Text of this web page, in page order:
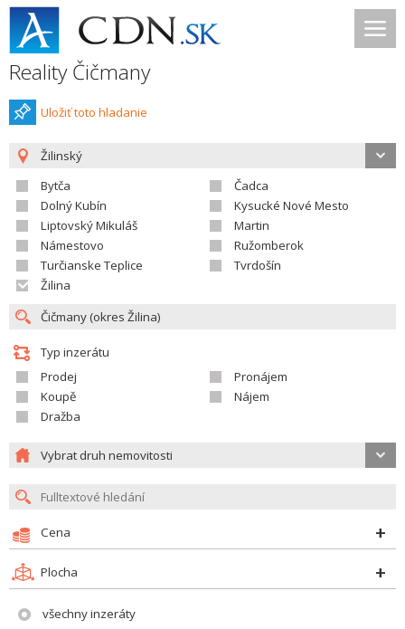
Reality Čičmany
Uložiť toto hladanie
Žilinský
Bytča
Čadca
Dolný Kubín
Kysucké Nové Mesto
Liptovský Mikuláš
Martin
Námestovo
Ružomberok
Turčianske Teplice
Tvrdošín
Žilina
Typ inzerátu
Prodej
Pronájem
Koupě
Nájem
Dražba
Vybrat druh nemovitosti
Cena
Plocha
všechny inzeráty